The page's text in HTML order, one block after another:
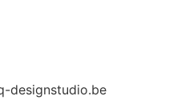
designstudio.be